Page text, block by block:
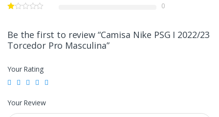
0
Be the first to review “Camisa Nike PSG I 2022/23
Torcedor Pro Masculina”
Your Rating
Your Review